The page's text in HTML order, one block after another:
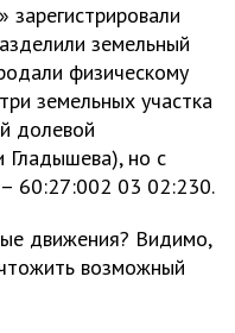
земельный
физическому
земельных участка
долевой
Гладышева), но с
60:27:002 03 02:230.
движения? Видимо,
возможный